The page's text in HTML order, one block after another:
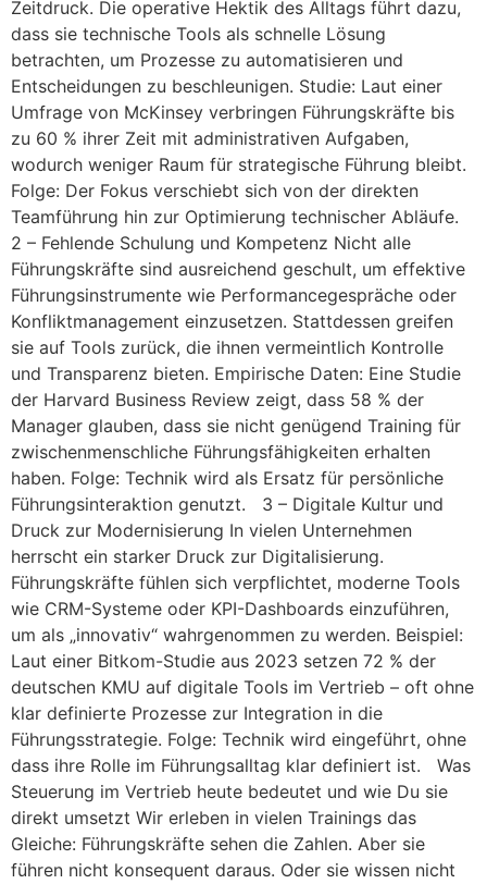
Zeitdruck. Die operative Hektik des Alltags führt dazu,
dass sie technische Tools als schnelle Lösung
betrachten, um Prozesse zu automatisieren und
Entscheidungen zu beschleunigen. Studie: Laut einer
Umfrage von McKinsey verbringen Führungskräfte bis
zu 60 % ihrer Zeit mit administrativen Aufgaben,
wodurch weniger Raum für strategische Führung bleibt.
Folge: Der Fokus verschiebt sich von der direkten
Teamführung hin zur Optimierung technischer Abläufe.
2 – Fehlende Schulung und Kompetenz Nicht alle
Führungskräfte sind ausreichend geschult, um effektive
Führungsinstrumente wie Performancegespräche oder
Konfliktmanagement einzusetzen. Stattdessen greifen
sie auf Tools zurück, die ihnen vermeintlich Kontrolle
und Transparenz bieten. Empirische Daten: Eine Studie
der Harvard Business Review zeigt, dass 58 % der
Manager glauben, dass sie nicht genügend Training für
zwischenmenschliche Führungsfähigkeiten erhalten
haben. Folge: Technik wird als Ersatz für persönliche
Führungsinteraktion genutzt. 3 – Digitale Kultur und
Druck zur Modernisierung In vielen Unternehmen
herrscht ein starker Druck zur Digitalisierung.
Führungskräfte fühlen sich verpflichtet, moderne Tools
wie CRM-Systeme oder KPI-Dashboards einzuführen,
um als „innovativ“ wahrgenommen zu werden. Beispiel:
Laut einer Bitkom-Studie aus 2023 setzen 72 % der
deutschen KMU auf digitale Tools im Vertrieb – oft ohne
klar definierte Prozesse zur Integration in die
Führungsstrategie. Folge: Technik wird eingeführt, ohne
dass ihre Rolle im Führungsalltag klar definiert ist. Was
Steuerung im Vertrieb heute bedeutet und wie Du sie
direkt umsetzt Wir erleben in vielen Trainings das
Gleiche: Führungskräfte sehen die Zahlen. Aber sie
führen nicht konsequent daraus. Oder sie wissen nicht